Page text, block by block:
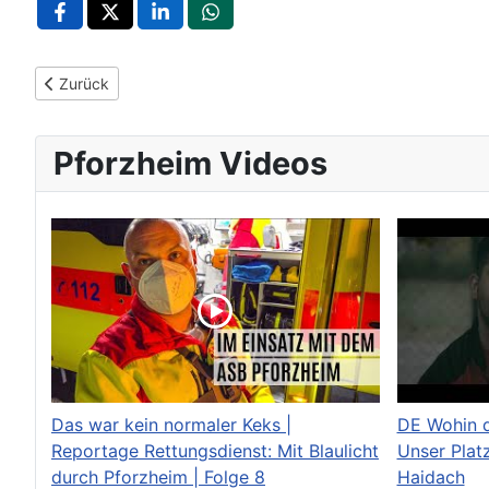
Vorheriger Beitrag: Pforzheim lädt zur 8. do. IT-Messe für
Zurück
Pforzheim Videos
Das war kein normaler Keks |
Reportage Rettungsdienst: Mit Blaulicht
durch Pforzheim | Folge 8
DE Wohin
Unser
Haidach